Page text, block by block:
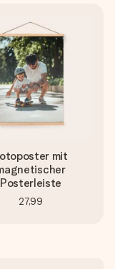
mit
Posterleiste
27,99